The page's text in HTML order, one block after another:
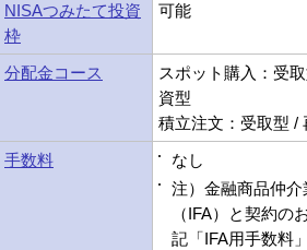
NISAつみたて投資
枠
可能
分配金コース
スポット購入：受
資型
積立注文：受取型 /
手数料
なし
注）金融商品仲介
（IFA）と契約の
記「IFA用手数料